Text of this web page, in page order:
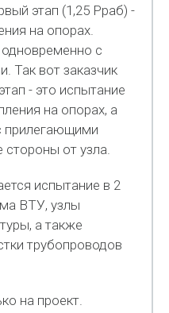
этап (1,25 Рраб) -
на опорах.
с
Так вот заказчик
- это испытание
на опорах, а
прилегающими
стороны от узла.
испытание в 2
ВТУ, узлы
а также
трубопроводов
на проект.